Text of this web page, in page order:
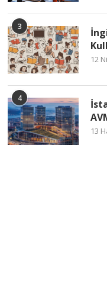
3
12
4
13